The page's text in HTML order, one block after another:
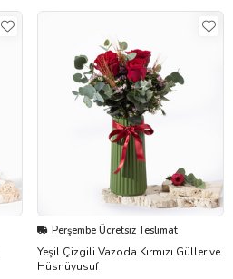
Perşembe Ücretsiz Teslimat
Yeşil Çizgili Vazoda Kırmızı Güller ve
Hüsnüyusuf